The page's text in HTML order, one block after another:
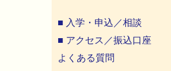
■ 入学・申込／相談
■ アクセス／振込口座
よくある質問